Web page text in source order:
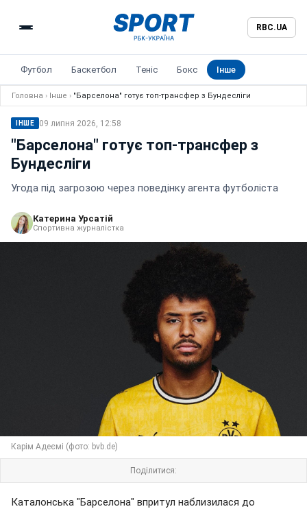
RBC.UA
Футбол Баскетбол Теніс Бокс Інше
Головна › Інше › "Барселона" готує топ-трансфер з Бундесліги
ІНШЕ 09 липня 2026, 12:58
"Барселона" готує топ-трансфер з
Бундесліги
Угода під загрозою через поведінку агента футболіста
Катерина Урсатій
Спортивна журналістка
Карім Адеємі (фото: bvb.de)
Поділитися:
Каталонська "Барселона" впритул наблизилася до